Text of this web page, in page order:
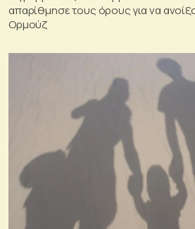
απαρίθμησε τους όρους για να
Ορμούζ